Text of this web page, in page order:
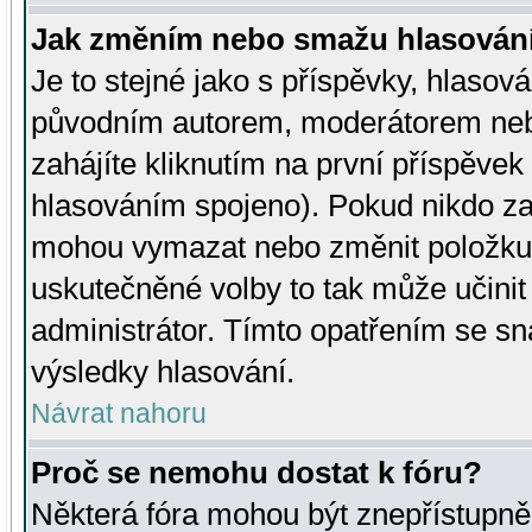
Jak změním nebo smažu
Je to stejné jako s příspěvky,
původním autorem, moderátorem
zahájíte kliknutím na první
hlasováním spojeno). Pokud nikdo
mohou vymazat nebo změnit
uskutečněné volby to tak může
administrátor. Tímto opatřením se
výsledky hlasování.
Návrat nahoru
Proč se nemohu dostat k fóru?
Některá fóra mohou být